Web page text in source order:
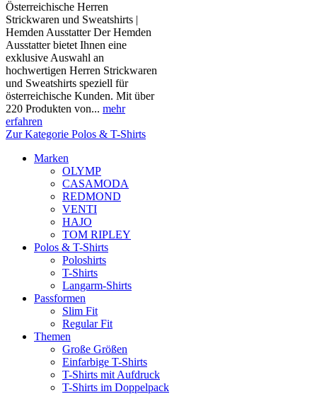
Österreichische Herren
Strickwaren und Sweatshirts |
Hemden Ausstatter Der Hemden
Ausstatter bietet Ihnen eine
exklusive Auswahl an
hochwertigen Herren Strickwaren
und Sweatshirts speziell für
österreichische Kunden. Mit über
220 Produkten von... mehr
erfahren
Zur Kategorie Polos & T-Shirts
Marken
OLYMP
CASAMODA
REDMOND
VENTI
HAJO
TOM RIPLEY
Polos & T-Shirts
Poloshirts
T-Shirts
Langarm-Shirts
Passformen
Slim Fit
Regular Fit
Themen
Große Größen
Einfarbige T-Shirts
T-Shirts mit Aufdruck
T-Shirts im Doppelpack